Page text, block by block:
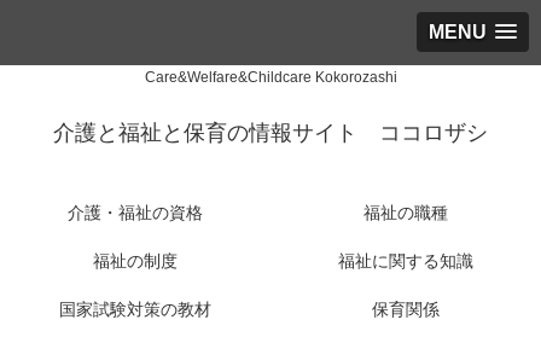
MENU
Care&Welfare&Childcare Kokorozashi
介護と福祉と保育の情報サイト ココロザシ
介護・福祉の資格 福祉の職種
福祉の制度 福祉に関する知識
国家試験対策の教材 保育関係